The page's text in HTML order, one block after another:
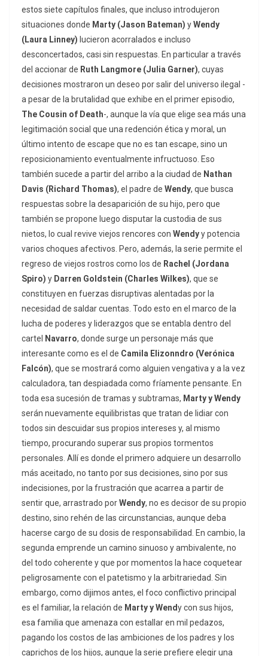
estos siete capítulos finales, que incluso introdujeron
situaciones donde Marty (Jason Bateman) yWendy
(Laura Linney) lucieron acorralados e incluso
desconcertados, casi sin respuestas. En particular a través
del accionar de Ruth Langmore (Julia Garner), cuyas
decisiones mostraron un deseo por salir del universo ilegal -
a pesar de la brutalidad que exhibe en el primer episodio,
The Cousin of Death-, aunque la vía que elige sea más una
legitimación social que una redención ética y moral, un
último intento de escape que no es tan escape, sino un
reposicionamiento eventualmente infructuoso. Eso
también sucede a partir del arribo a la ciudad de Nathan
Davis (Richard Thomas), el padre de Wendy, que busca
respuestas sobre la desaparición de su hijo, pero que
también se propone luego disputar la custodia de sus
nietos, lo cual revive viejos rencores con Wendyy potencia
varios choques afectivos. Pero, además, la serie permite el
regreso de viejos rostros como los de Rachel (Jordana
Spiro) y Darren Goldstein (Charles Wilkes), que se
constituyen en fuerzas disruptivas alentadas por la
necesidad de saldar cuentas. Todo esto en el marco de la
lucha de poderes y liderazgos que se entabla dentro del
cartel
Navarro, donde surge un personaje más que
interesante como es el de Camila Elizonndro (Verónica
Falcón), que se mostrará como alguien vengativa y a la vez
calculadora, tan despiadada como fríamente pensante. En
toda esa sucesión de tramas y subtramas, Marty y Wendy
serán nuevamente equilibristas que tratan de lidiar con
todos sin descuidar sus propios intereses y, al mismo
tiempo, procurando superar sus propios tormentos
personales. Allí es donde el primero adquiere un desarrollo
más aceitado, no tanto por sus decisiones, sino por sus
indecisiones, por la frustración que acarrea a partir de
sentir que, arrastrado porWendy, no es decisor de su propio
destino, sino rehén de las circunstancias, aunque deba
hacerse cargo de su dosis de responsabilidad. En cambio, la
segunda emprende un camino sinuoso y ambivalente, no
del todo coherente y que por momentos la hace coquetear
peligrosamente con el patetismo y la arbitrariedad. Sin
embargo, como dijimos antes, el foco conflictivo principal
es el familiar, la relación de Marty y Wendy con sus hijos,
esa familia que amenaza con estallar en mil pedazos,
pagando los costos de las ambiciones de los padres y los
caprichos de los hijos, aunque la serie prefiere elegir una